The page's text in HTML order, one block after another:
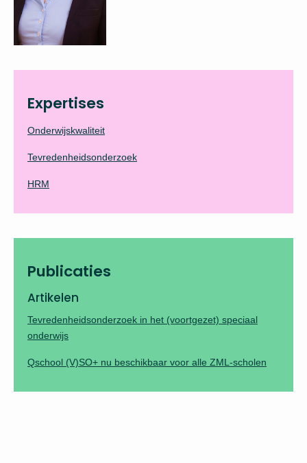
Expertises
Onderwijskwaliteit
Tevredenheidsonderzoek
HRM
Publicaties
Artikelen
Tevredenheids­onderzoek in het (voortgezet) speciaal
onderwijs
Qschool (V)SO+ nu beschikbaar voor alle ZML-scholen